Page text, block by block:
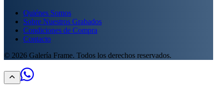
Quiénes Somos
Sobre Nuestros Grabados
Condiciones de Compra
Contacto
© 2026 Galería Frame. Todos los derechos reservados.